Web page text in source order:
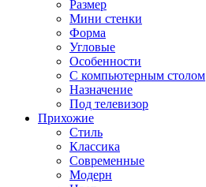
Размер
Мини стенки
Форма
Угловые
Особенности
С компьютерным столом
Назначение
Под телевизор
Прихожие
Стиль
Классика
Современные
Модерн